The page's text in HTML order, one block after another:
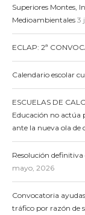
Superiores Montes,
Medioambientales 3
ECLAP: 2ª
Calendario escolar
ESCUELAS DE
Educación no actúa
ante la nueva ola de
Resolución
mayo, 2026
Convocatoria
tráfico por razón de